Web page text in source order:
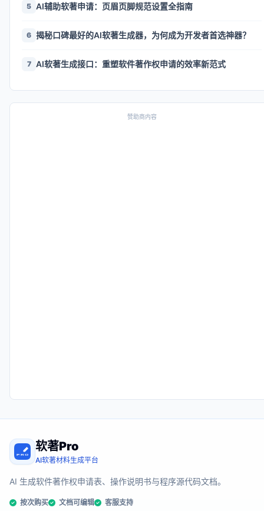
5 AI辅助软著申请：页眉页脚规范设置全指南
6 揭秘口碑最好的AI软著生成器，为何成为开发者首选神器？
7 AI软著生成接口：重塑软件著作权申请的效率新范式
赞助商内容
软著Pro
AI软著材料生成平台
AI 生成软件著作权申请表、操作说明书与程序源代码文档。
按次购买 文档可编辑 客服支持